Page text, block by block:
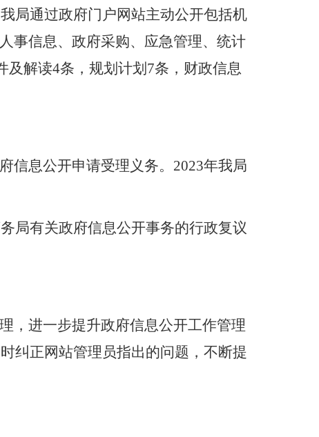
局通过政府门户网站主动公开包括机
事信息、政府采购、应急管理、统计
及解读4条，规划计划 7条，财政信息
信息公开申请受理义务。 2023年我局
局有关政府信息公开事务的行政复议
，进一步提升政府信息公开工作管理
纠正网站管理员指出的问题，不断提